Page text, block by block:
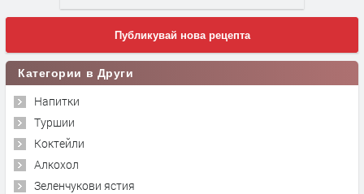
Публикувай нова рецепта
Категории в Други
Напитки
Туршии
Коктейли
Алкохол
Зеленчукови ястия